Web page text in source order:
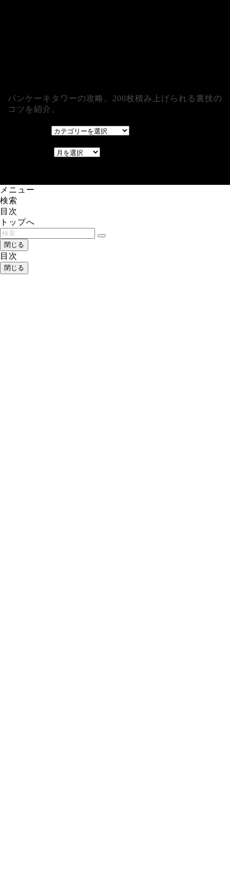
パンケーキタワーの攻略。200枚積み上げられる裏技の
コツを紹介。
メニュー
検索
目次
トップへ
閉じる
目次
閉じる